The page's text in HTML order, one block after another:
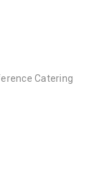
Catering